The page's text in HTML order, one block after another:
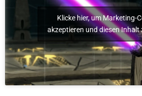
Klicke hier, um Marketing-
akzeptieren und diesen Inhalt